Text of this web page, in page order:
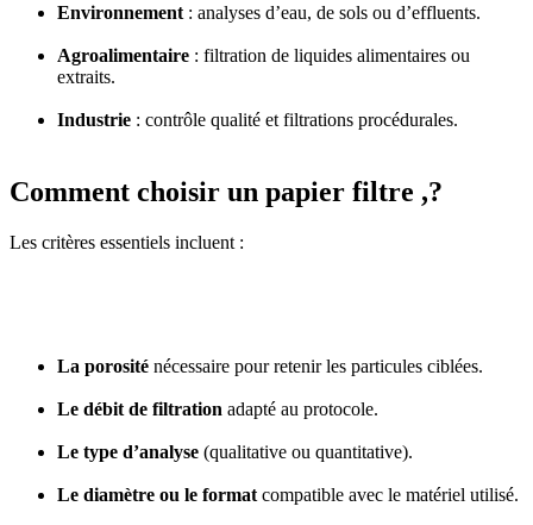
Environnement : analyses d’eau, de sols ou d’effluents.
Agroalimentaire : filtration de liquides alimentaires ou
extraits.
Industrie : contrôle qualité et filtrations procédurales.
Comment choisir un papier filtre ,?
Les critères essentiels incluent :
La porosité nécessaire pour retenir les particules ciblées.
Le débit de filtration adapté au protocole.
Le type d’analyse (qualitative ou quantitative).
Le diamètre ou le format compatible avec le matériel utilisé.